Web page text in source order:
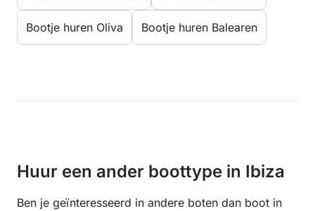
Bootje huren Oliva Bootje huren Balearen
Huur een ander boottype in Ibiza
Ben je geïnteresseerd in andere boten dan boot in